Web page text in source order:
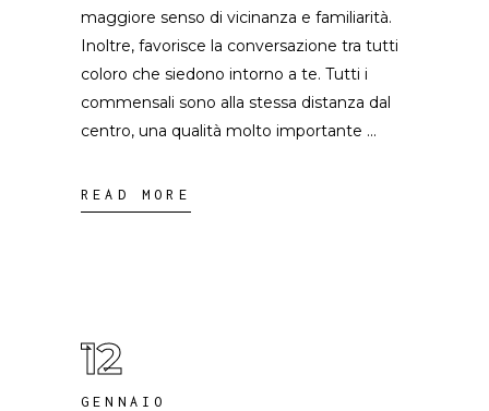
maggiore senso di vicinanza e familiarità.
Inoltre, favorisce la conversazione tra tutti
coloro che siedono intorno a te. Tutti i
commensali sono alla stessa distanza dal
centro, una qualità molto importante
READ MORE
12
GENNAIO